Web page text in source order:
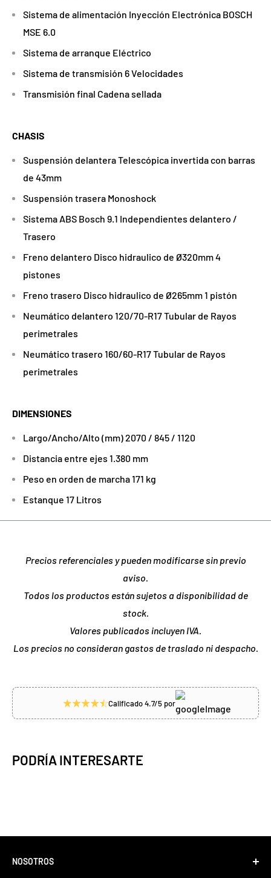
Sistema de alimentación Inyección Electrónica BOSCH
MSE 6.0
Sistema de arranque Eléctrico
Sistema de transmisión 6 Velocidades
Transmisión final Cadena sellada
CHASIS
Suspensión delantera Telescópica invertida con barras
de 43mm
Suspensión trasera Monoshock
Sistema ABS Bosch 9.1 Independientes delantero /
Trasero
Freno delantero Disco hidraulico de Ø320mm 4
pistones
Freno trasero Disco hidraulico de Ø265mm 1 pistón
Neumático delantero 120/70-R17 Tubular de Rayos
perimetrales
Neumático trasero 160/60-R17 Tubular de Rayos
perimetrales
DIMENSIONES
Largo/Ancho/Alto (mm) 2070 / 845 / 1120
Distancia entre ejes 1.380 mm
Peso en orden de marcha 171 kg
Estanque 17 Litros
Precios referenciales y pueden modificarse sin previo
aviso.
Todos los productos están sujetos a disponibilidad de
stock.
Valores publicados incluyen IVA.
Los precios no consideran gastos de traslado ni despacho.
Calificado 4.7/5 por
PODRÍA INTERESARTE
NOSOTROS